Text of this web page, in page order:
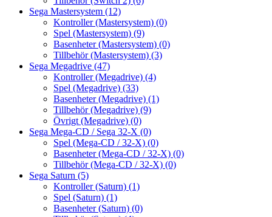
Sega Mastersystem (12)
Kontroller (Mastersystem) (0)
Spel (Mastersystem) (9)
Basenheter (Mastersystem) (0)
Tillbehör (Mastersystem) (3)
Sega Megadrive (47)
Kontroller (Megadrive) (4)
Spel (Megadrive) (33)
Basenheter (Megadrive) (1)
Tillbehör (Megadrive) (9)
Övrigt (Megadrive) (0)
Sega Mega-CD / Sega 32-X (0)
Spel (Mega-CD / 32-X) (0)
Basenheter (Mega-CD / 32-X) (0)
Tillbehör (Mega-CD / 32-X) (0)
Sega Saturn (5)
Kontroller (Saturn) (1)
Spel (Saturn) (1)
Basenheter (Saturn) (0)